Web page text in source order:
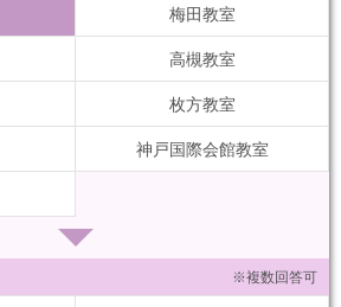
梅田教室
高槻教室
枚方教室
神戸国際会館教室
※複数回答可